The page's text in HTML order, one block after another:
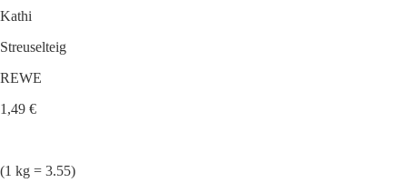
Kathi
Streuselteig
REWE
1,49 €
(1 kg = 3.55)